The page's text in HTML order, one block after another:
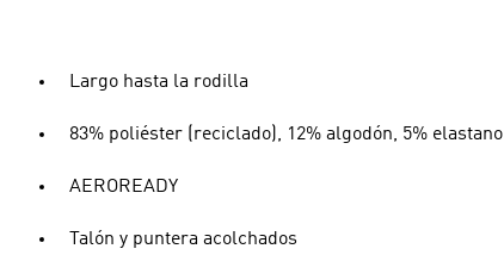
Largo hasta la rodilla
83% poliéster (reciclado), 12% algodón, 5% elastano
AEROREADY
Talón y puntera acolchados